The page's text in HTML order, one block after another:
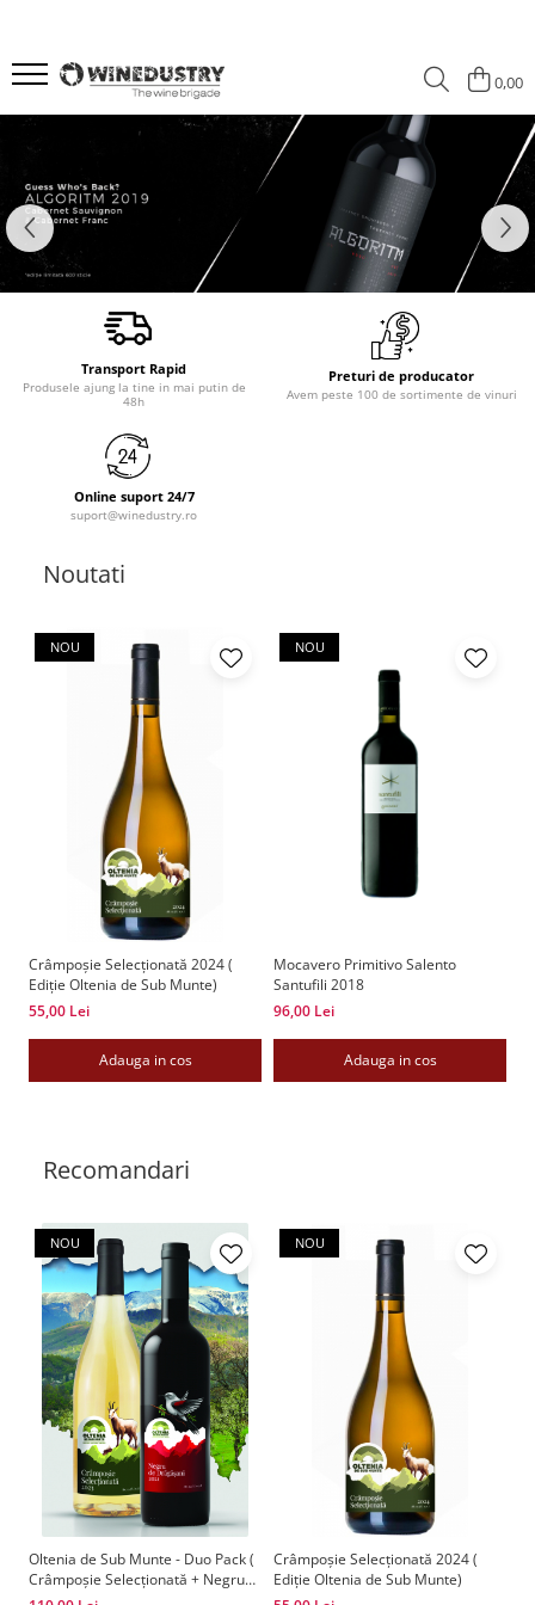
0,00
Transport Rapid
Produsele ajung la tine in mai putin de
48h
Preturi de producator
Avem peste 100 de sortimente de vinuri
Online suport 24/7
suport@winedustry.ro
Noutati
NOU
Crâmpoșie Selecționată 2024 (
Ediție Oltenia de Sub Munte)
55,00 Lei
Adauga in cos
NOU
Mocavero Primitivo Salento
Santufili 2018
96,00 Lei
Adauga in cos
Recomandari
NOU
Oltenia de Sub Munte - Duo Pack (
Crâmpoșie Selecționată + Negru
de Drăgășani )
NOU
Crâmpoșie Selecționată 2024 (
Ediție Oltenia de Sub Munte)